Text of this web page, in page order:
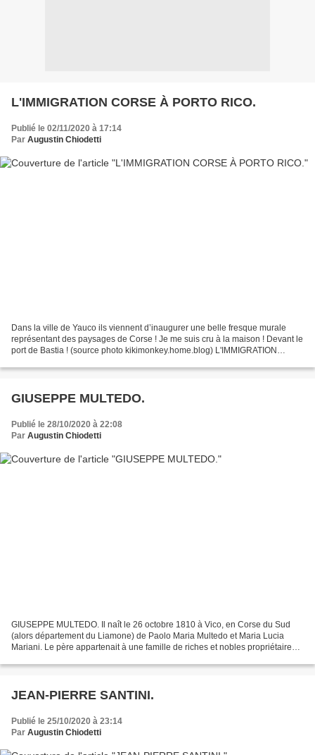
L'IMMIGRATION CORSE À PORTO RICO.
Publié le 02/11/2020 à 17:14
Par Augustin Chiodetti
Dans la ville de Yauco ils viennent d’inaugurer une belle fresque murale
représentant des paysages de Corse ! Je me suis cru à la maison ! Devant le
port de Bastia ! (source photo kikimonkey.home.blog) L'IMMIGRATION
GIUSEPPE MULTEDO.
Publié le 28/10/2020 à 22:08
Par Augustin Chiodetti
GIUSEPPE MULTEDO. Il naît le 26 octobre 1810 à Vico, en Corse du Sud
(alors département du Liamone) de Paolo Maria Multedo et Maria Lucia
Mariani. Le père appartenait à une famille de riches et nobles propriétaires
JEAN-PIERRE SANTINI.
Publié le 25/10/2020 à 23:14
Par Augustin Chiodetti